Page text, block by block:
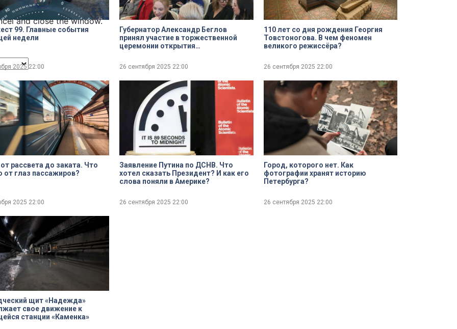
and close the window.
Done
99. Главные события
недели
2025 22:00
Губернатор Александр Беглов
принял участие в торжественной
церемонии открытия
Всероссийского конкурса «Учитель
года России»
26 сентября 2025 22:00
110 лет со дня рождения Георгия
Товстоногова. В чем феномен
великого режиссёра?
26 сентября 2025 22:00
рассвета до заката. Что
от глаз пассажиров?
2025 22:00
Заявление Путина по ДСНВ. Что
хотел сказать Президент? И как его
слова поняли в Америке?
26 сентября 2025 22:00
Город, которого нет. Как
фотографии хранят историю
Петербурга?
26 сентября 2025 22:00
щит «Надежда»
свое движение к
станции «Каменка»